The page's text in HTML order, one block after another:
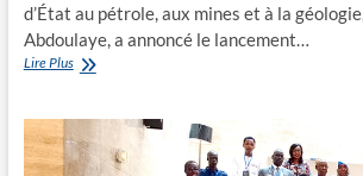
d’État au pétrole, aux mines et à la
Abdoulaye, a annoncé le lancement…
Lire PlusLancement
numérique